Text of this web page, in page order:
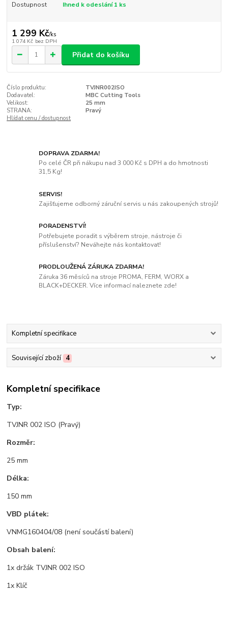
Dostupnost Ihned k odeslání 1 ks
1 299 Kč/ks
1 074 Kč bez DPH
Přidat do košíku
Číslo produktu:
TVJNR002ISO
Dodavatel:
MBC Cutting Tools
Velikost:
25 mm
STRANA:
Pravý
Hlídat cenu / dostupnost
DOPRAVA ZDARMA!
Po celé ČR při nákupu nad 3 000 Kč s DPH a do hmotnosti
31,5 Kg!
SERVIS!
Zajišťujeme odborný záruční servis u nás zakoupených strojů!
PORADENSTVÍ!
Potřebujete poradit s výběrem stroje, nástroje či
příslušenství? Neváhejte nás kontaktovat!
PRODLOUŽENÁ ZÁRUKA ZDARMA!
Záruka 36 měsíců na stroje PROMA, FERM, WORX a
BLACK+DECKER. Více informací naleznete zde!
Kompletní specifikace
Související zboží 4
Kompletní specifikace
Typ:
TVJNR 002 ISO (Pravý)
Rozměr:
25 mm
Délka:
150 mm
VBD plátek:
VNMG160404/08 (není součástí balení)
Obsah balení:
1x držák TVJNR 002 ISO
1x Klíč